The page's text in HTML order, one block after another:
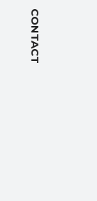
CONTACT